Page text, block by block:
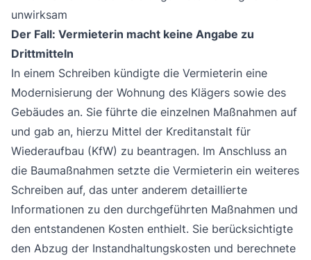
Der Fall: Vermieterin macht keine Angabe zu
Drittmitteln
In einem Schreiben kündigte die Vermieterin eine
Modernisierung der Wohnung des Klägers sowie des
Gebäudes an. Sie führte die einzelnen Maßnahmen auf
und gab an, hierzu Mittel der Kreditanstalt für
Wiederaufbau (KfW) zu beantragen. Im Anschluss an
die Baumaßnahmen setzte die Vermieterin ein weiteres
Schreiben auf, das unter anderem detaillierte
Informationen zu den durchgeführten Maßnahmen und
den entstandenen Kosten enthielt. Sie berücksichtigte
den Abzug der Instandhaltungskosten und berechnete